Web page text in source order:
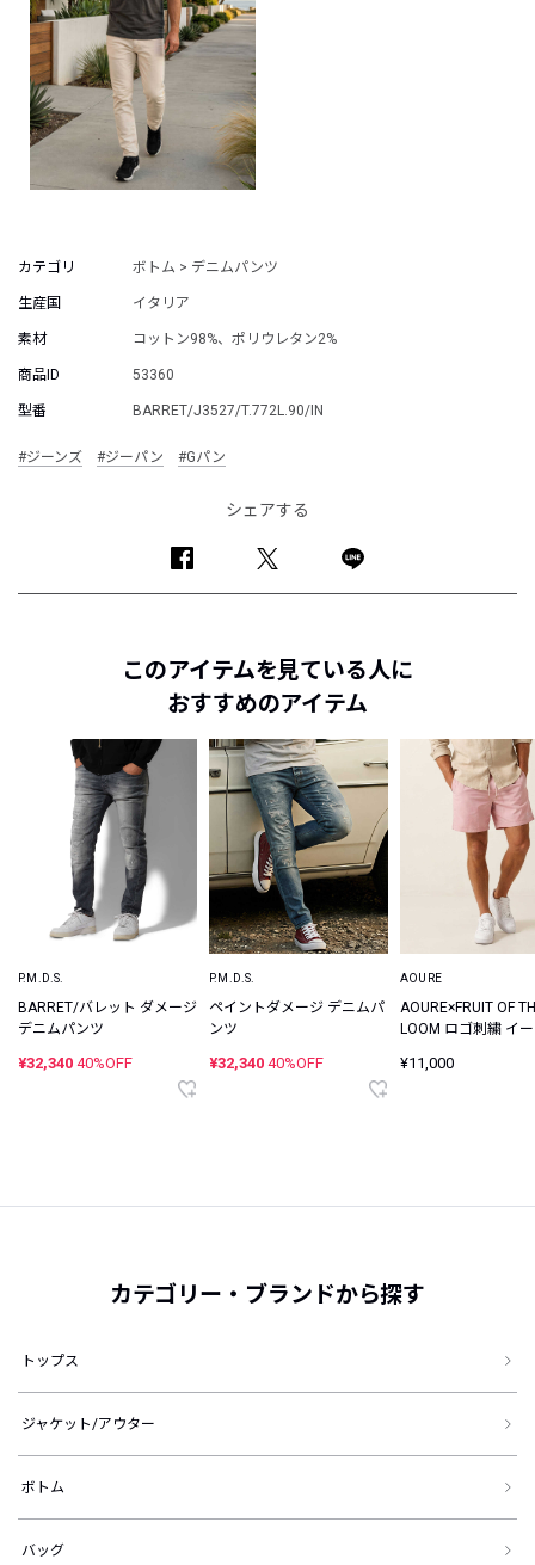
カテゴリ ボトム > デニムパンツ
生産国 イタリア
素材 コットン98%、ポリウレタン2%
商品ID 53360
型番 BARRET/J3527/T.772L.90/IN
#ジーンズ #ジーパン #Gパン
シェアする
このアイテムを見ている人に
おすすめのアイテム
P.M.D.S.
BARRET/バレット ダメージ
デニムパンツ
¥32,340 40%OFF
P.M.D.S.
ペイントダメージ デニムパ
ンツ
¥32,340 40%OFF
AOURE
AOURE×FRUIT OF
LOOM ロゴ刺繍 イ
¥11,000
カテゴリー・ブランドから探す
トップス
ジャケット/アウター
ボトム
バッグ